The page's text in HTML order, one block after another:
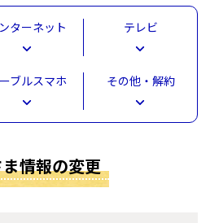
ターネット テレビ
ブルスマホ その他・解約
情報の変更